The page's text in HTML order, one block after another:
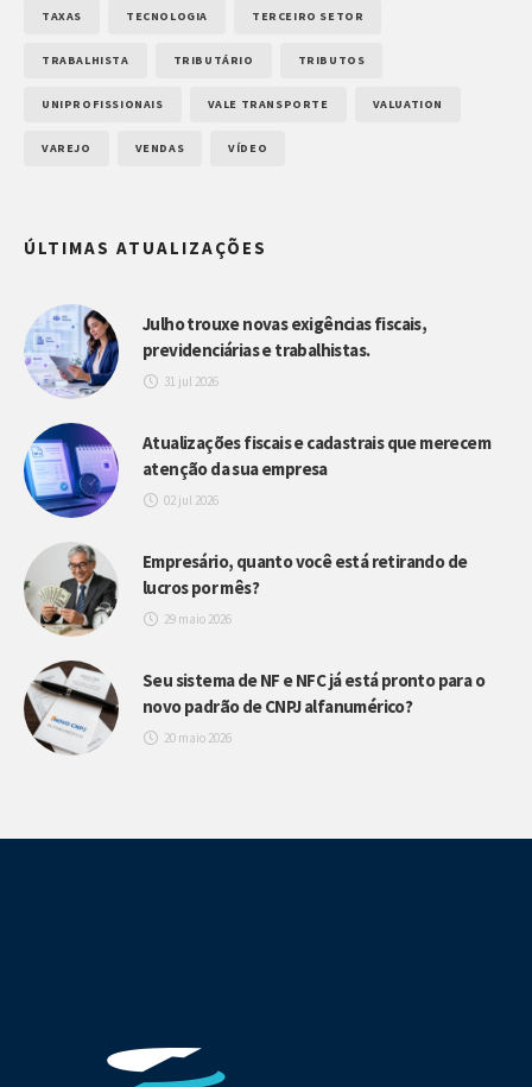
TAXAS TECNOLOGIA TERCEIRO SETOR
TRABALHISTA TRIBUTÁRIO TRIBUTOS
UNIPROFISSIONAIS VALE TRANSPORTE VALUATION
VAREJO VENDAS VÍDEO
ÚLTIMAS ATUALIZAÇÕES
Julho trouxe novas exigências fiscais,
previdenciárias e trabalhistas.
31 jul 2026
Atualizações fiscais e cadastrais que merecem
atenção da sua empresa
02 jul 2026
Empresário, quanto você está retirando de
lucros por mês?
29 maio 2026
Seu sistema de NF e NFC já está pronto para o
novo padrão de CNPJ alfanumérico?
20 maio 2026